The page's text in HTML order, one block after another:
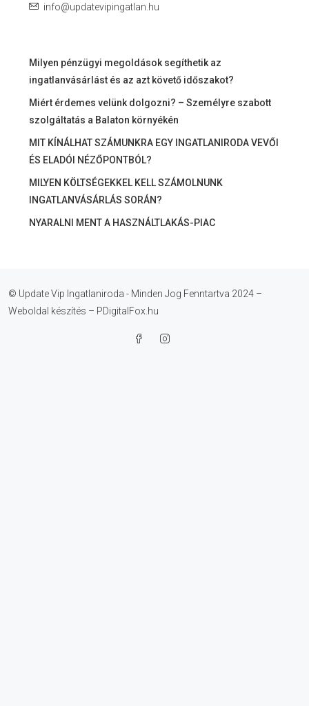
info@updatevipingatlan.hu
Milyen pénzügyi megoldások segíthetik az
ingatlanvásárlást és az azt követő időszakot?
Miért érdemes velünk dolgozni? – Személyre szabott
szolgáltatás a Balaton környékén
MIT KÍNÁLHAT SZÁMUNKRA EGY INGATLANIRODA VEVŐI
ÉS ELADÓI NÉZŐPONTBÓL?
MILYEN KÖLTSÉGEKKEL KELL SZÁMOLNUNK
INGATLANVÁSÁRLÁS SORÁN?
NYARALNI MENT A HASZNÁLTLAKÁS-PIAC
© Update Vip Ingatlaniroda - Minden Jog Fenntartva 2024 –
Weboldal készítés – PDigitalFox.hu